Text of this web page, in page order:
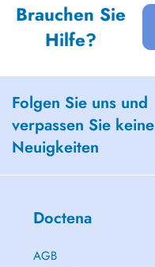
Brauchen Sie
Hilfe?
Folgen Sie uns und
verpassen Sie keine
Neuigkeiten
Doctena
AGB